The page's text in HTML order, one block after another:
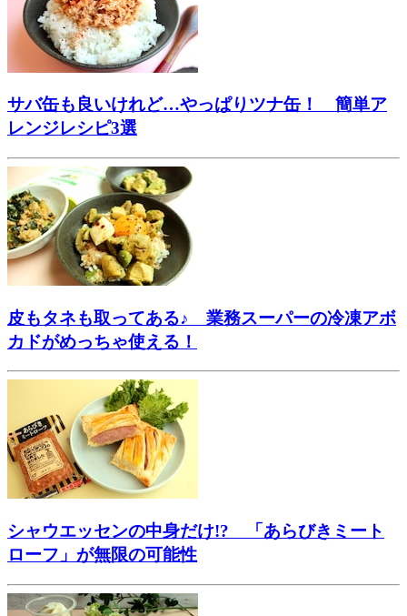
サバ缶も良いけれど…やっぱりツナ缶！ 簡単ア
レンジレシピ3選
皮もタネも取ってある♪ 業務スーパーの冷凍アボ
カドがめっちゃ使える！
シャウエッセンの中身だけ!? 「あらびきミート
ローフ」が無限の可能性